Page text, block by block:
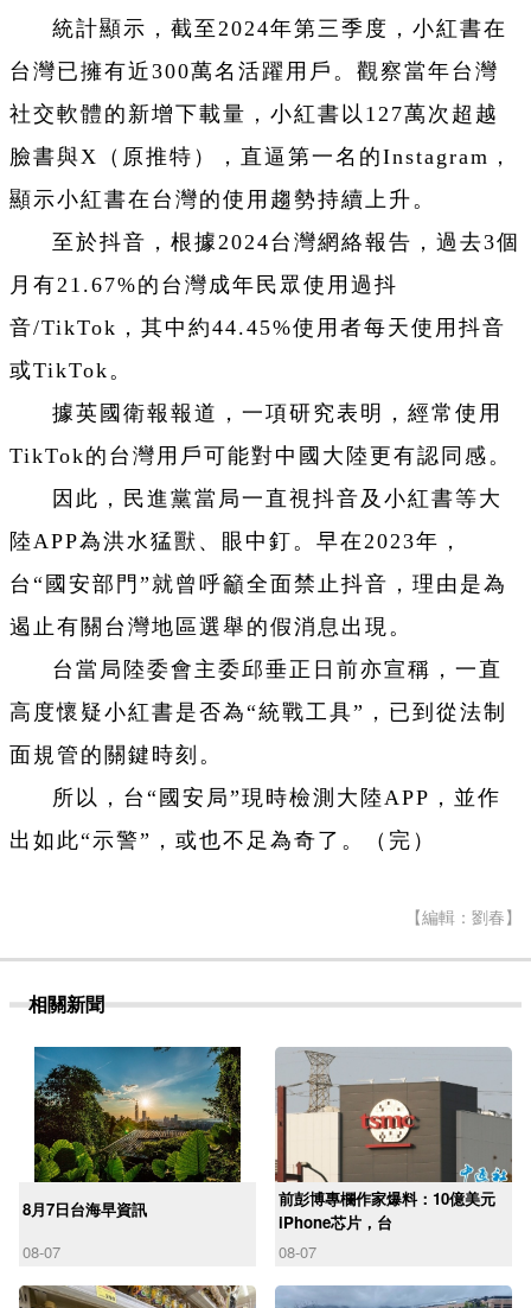
統計顯示，截至2024年第三季度，小紅書在
台灣已擁有近300萬名活躍用戶。觀察當年台灣
社交軟體的新增下載量，小紅書以127萬次超越
臉書與X（原推特），直逼第一名的Instagram，
顯示小紅書在台灣的使用趨勢持續上升。
至於抖音，根據2024台灣網絡報告，過去3個
月有21.67%的台灣成年民眾使用過抖
音/TikTok，其中約44.45%使用者每天使用抖音
或TikTok。
據英國衛報報道，一項研究表明，經常使用
TikTok的台灣用戶可能對中國大陸更有認同感。
因此，民進黨當局一直視抖音及小紅書等大
陸APP為洪水猛獸、眼中釘。早在2023年，
台“國安部門”就曾呼籲全面禁止抖音，理由是為
遏止有關台灣地區選舉的假消息出現。
台當局陸委會主委邱垂正日前亦宣稱，一直
高度懷疑小紅書是否為“統戰工具”，已到從法制
面規管的關鍵時刻。
所以，台“國安局”現時檢測大陸APP，並作
出如此“示警”，或也不足為奇了。（完）
【編輯：劉春】
相關新聞
8月7日台海早資訊
08-07
前彭博專欄作家爆料：10億美元
iPhone芯片，台
08-07